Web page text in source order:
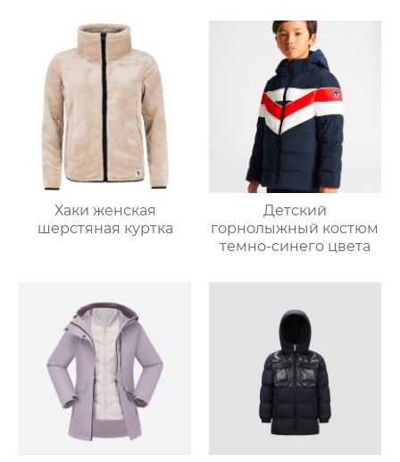
Хаки женская
шерстяная куртка
Детский
горнолыжный костюм
темно-синего цвета